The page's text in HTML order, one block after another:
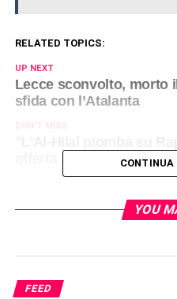
RELATED TOPICS:
UP NEXT
Lecce sconvolto, morto
sfida con l’Atalanta
DON'T MISS
offerta al Barcellona"
CONTINUA
YOU
FEED